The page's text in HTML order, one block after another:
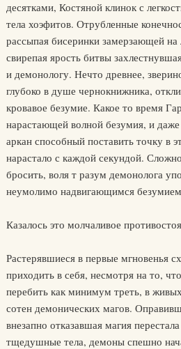
десятками, Костяной клинок с
тела хоэфитов. Отрубленные
рассыпая бисеринки замерзающей
свирепая ярость битвы
и демонологу. Нечто древнее,
глубоко в душе чернокнижника,
кровавое безумие. Какое то время
нарастающей волной безумия, и
аркан способный поставить точку в
нарастало с каждой секундой.
бросить, воля т разум демонолога
неумолимо надвигающимся
Казалось это молчаливое
Растерявшиеся в первые мгновенья
приходить в себя, несмотря на то,
перебить как минимум треть, в
сотен демонических магов.
внезапно отказавшая магия
тщедушные тела, демоны спешно